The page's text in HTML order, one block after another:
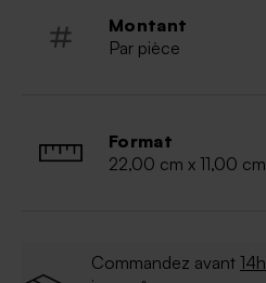
Montant
Par pièce
Format
22,00 cm x 11,00 cm
Commandez avant 14h